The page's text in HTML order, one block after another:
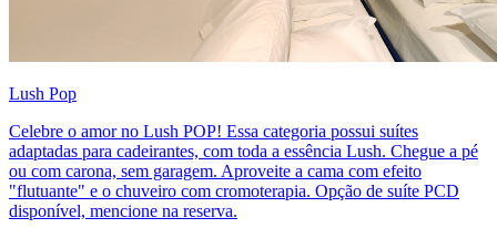
Lush Pop
Celebre o amor no Lush POP! Essa categoria possui suítes
adaptadas para cadeirantes, com toda a essência Lush. Chegue a pé
ou com carona, sem garagem. Aproveite a cama com efeito
"flutuante" e o chuveiro com cromoterapia. Opção de suíte PCD
disponível, mencione na reserva.